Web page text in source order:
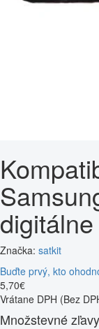
Značka: satkit
Buďte prvý, kto
5,70€
Vrátane DPH (Bez
Množstevné zľavy